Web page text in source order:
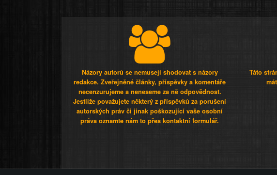
Názory autorů se nemusejí shodovat s názory
redakce. Zveřejněné články, příspěvky a komentáře
necenzurujeme a neneseme za ně odpovědnost.
Jestliže považujete některý z příspěvků za porušení
autorských práv či jinak poškozující vaše osobní
práva oznamte nám to přes kontaktní formulář.
Táto